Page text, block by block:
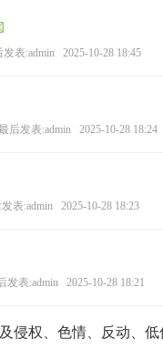
发表:admin 2025-10-28 18:45
后发表:admin 2025-10-28 18:24
表:admin 2025-10-28 18:23
发表:admin 2025-10-28 18:21
侵权、色情、反动、